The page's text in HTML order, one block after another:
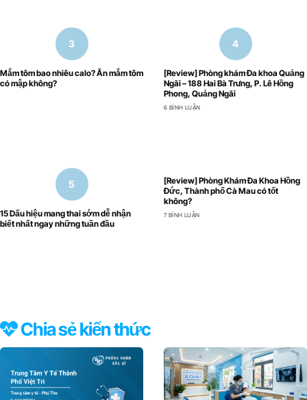
Mắm tôm bao nhiêu calo? Ăn mắm tôm
có mập không?
[Review] Phòng khám Đa khoa Quảng
Ngãi – 188 Hai Bà Trưng, P. Lê Hồng
Phong, Quảng Ngãi
6 BÌNH LUẬN
15 Dấu hiệu mang thai sớm dễ nhận
biết nhất ngay những tuần đầu
[Review] Phòng Khám Đa Khoa Hồng
Đức, Thành phố Cà Mau có tốt
không?
7 BÌNH LUẬN
Chia sẻ kiến thức